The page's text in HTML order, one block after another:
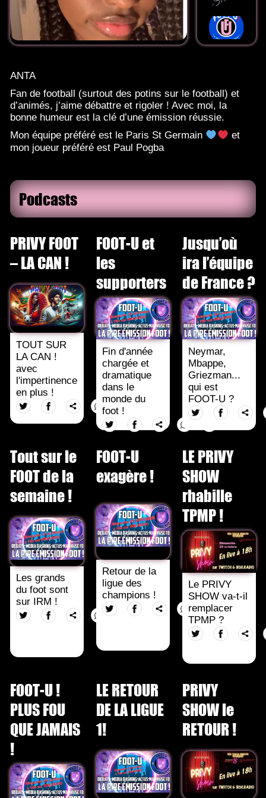
ANTA
Fan de football (surtout des potins sur le football) et
d’animés, j’aime débattre et rigoler ! Avec moi, la
bonne humeur est la clé d’une émission réussie.
Mon équipe préféré est le Paris St Germain
et
mon joueur préféré est Paul Pogba
Podcasts
PRIVY FOOT
– LA CAN !
TOUT SUR
LA CAN !
avec
l'impertinence
en plus !
FOOT-U et
les
supporters
Fin d'année
chargée et
dramatique
dans le
monde du
foot !
Jusqu’où
ira l’équipe
de France ?
Neymar,
Mbappe,
Griezman...
qui est
FOOT-U ?
Tout sur le
FOOT de la
semaine !
Les grands
du foot sont
sur IRM !
FOOT-U
exagère !
Retour de la
ligue des
champions !
LE PRIVY
SHOW
rhabille
TPMP !
Le PRIVY
SHOW va-t-il
remplacer
TPMP ?
FOOT-U !
PLUS FOU
QUE JAMAIS
!
LE RETOUR
DE LA LIGUE
1!
PRIVY
SHOW le
RETOUR !